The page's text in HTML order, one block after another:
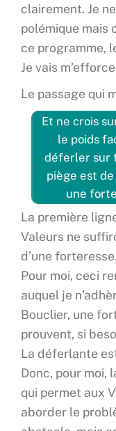
clairement. Je
polémique mais
ce programme,
Je vais
Le passage qui
Et ne crois
le poids
déferler sur
piège est
une
La première
Valeurs ne
d’une forteresse.
Pour moi, ceci
auquel je
Bouclier, une
prouvent, si
La déferlante
Donc, pour moi,
qui permet aux
aborder le